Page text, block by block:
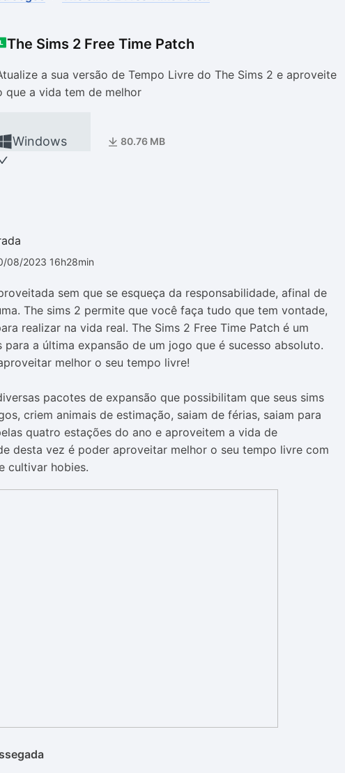
The Sims 2 Free Time Patch
a sua versão de Tempo Livre do The Sims 2 e aproveite
que a vida tem de melhor
Windows 80.76 MB
08/2023 16h28min
sem que se esqueça da responsabilidade, afinal de
The sims 2 permite que você faça tudo que tem vontade,
realizar na vida real. The Sims 2 Free Time Patch é um
a última expansão de um jogo que é sucesso absoluto.
melhor o seu tempo livre!
pacotes de expansão que possibilitam que seus sims
criem animais de estimação, saiam de férias, saiam para
quatro estações do ano e aproveitem a vida de
desta vez é poder aproveitar melhor o seu tempo livre com
cultivar hobies.